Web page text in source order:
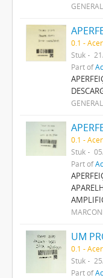
0.1 -
Stuk
Part of
0.1 -
Stuk
Part of
0.1 -
Stuk
Part of